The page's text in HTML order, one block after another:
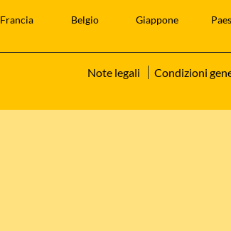
Francia Belgio Giappone
Note legali Condizioni